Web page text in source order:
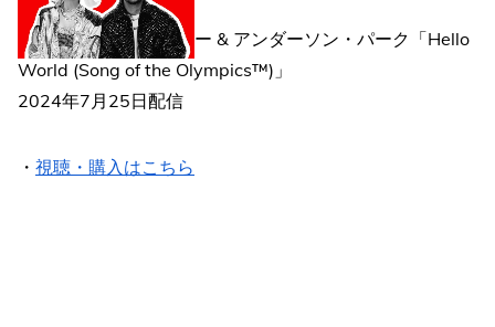
グウェン・ステファニー & アンダーソン・パーク「Hello
World (Song of the Olympics™)」
2024年7月25日配信
・ 視聴・購入はこちら